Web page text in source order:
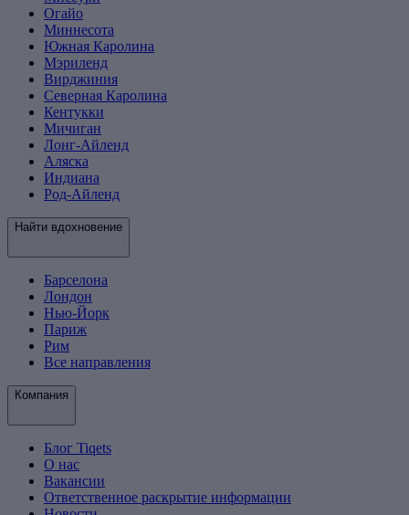
Огайо
Миннесота
Южная Каролина
Мэриленд
Вирджиния
Северная Каролина
Кентукки
Мичиган
Лонг-Айленд
Аляска
Индиана
Род-Айленд
Найти вдохновение
Барселона
Лондон
Нью-Йорк
Париж
Рим
Все направления
Компания
Блог Tiqets
О нас
Вакансии
Ответственное раскрытие информации